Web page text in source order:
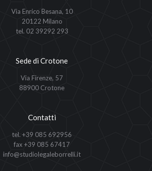
Via Enrico Besana, 10
20122 Milano
tel. 02 39292 293
Sede di Crotone
Via Firenze, 57
88900 Crotone
Contatti
tel. +39 085 692956
fax +39 085 67417
info@studiolegaleborrelli.it